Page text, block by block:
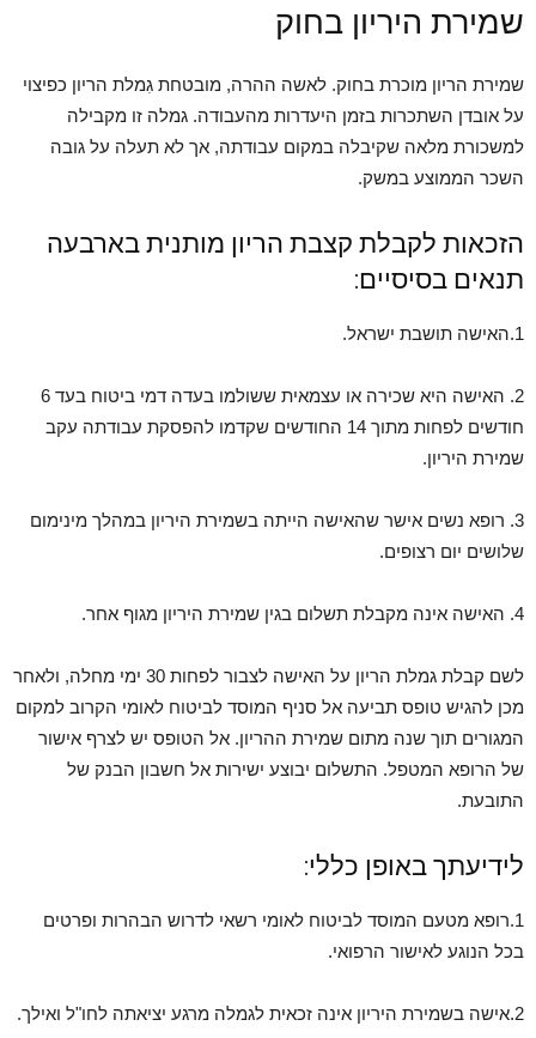
שמירת היריון בחוק
שמירת הריון מוכרת בחוק. לאשה ההרה, מובטחת גִמלת הריון כפיצוי
על אובדן השתכרות בזמן היעדרות מהעבודה. גמלה זו מקבילה
למשכורת מלאה שקיבלה במקום עבודתה, אך לא תעלה על גובה
השכר הממוצע במשק.
הזכאות לקבלת קצבת הריון מותנית בארבעה
תנאים בסיסיים:
1.האישה תושבת ישראל.
2. האישה היא שכירה או עצמאית ששולמו בעדה דמי ביטוח בעד 6
חודשים לפחות מתוך 14 החודשים שקדמו להפסקת עבודתה עקב
שמירת היריון.
3. רופא נשים אישר שהאישה הייתה בשמירת היריון במהלך מינימום
שלושים יום רצופים.
4. האישה אינה מקבלת תשלום בגין שמירת היריון מגוף אחר.
לשם קבלת גמלת הריון על האישה לצבור לפחות 30 ימי מחלה, ולאחר
מכן להגיש טופס תביעה אל סניף המוסד לביטוח לאומי הקרוב למקום
המגורים תוך שנה מתום שמירת ההריון. אל הטופס יש לצרף אישור
של הרופא המטפל. התשלום יבוצע ישירות אל חשבון הבנק של
התובעת.
לידיעתך באופן כללי:
1.רופא מטעם המוסד לביטוח לאומי רשאי לדרוש הבהרות ופרטים
בכל הנוגע לאישור הרפואי.
2.אישה בשמירת היריון אינה זכאית לגמלה מרגע יציאתה לחו"ל ואילך.